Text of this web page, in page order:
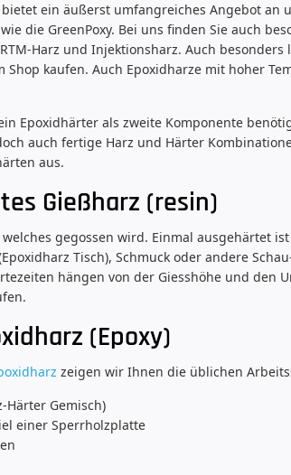
ein äußerst umfangreiches Angebot
die GreenPoxy. Bei uns finden Sie auch
Harz und Injektionsharz. Auch
Shop kaufen. Auch Epoxidharze mit hoher
Epoxidhärter als zweite Komponente
auch fertige Harz und Härter
aus.
Gießharz (resin)
gegossen wird. Einmal ausgehärtet
Tisch), Schmuck oder andere
hängen von der Giesshöhe und den
(Epoxy)
zeigen wir Ihnen die üblichen
Härter Gemisch)
einer Sperrholzplatte